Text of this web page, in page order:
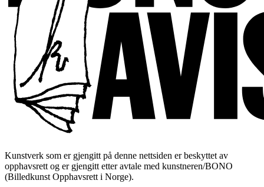
Kunstverk som er gjengitt på denne nettsiden er beskyttet av
opphavsrett og er gjengitt etter avtale med kunstneren/BONO
(Billedkunst Opphavsrett i Norge).